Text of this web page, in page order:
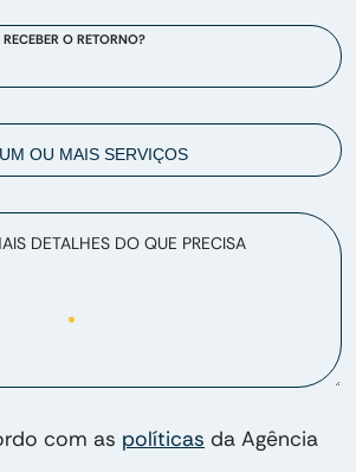
O RETORNO?
DETALHES DO QUE PRECISA
com as políticas da Agência